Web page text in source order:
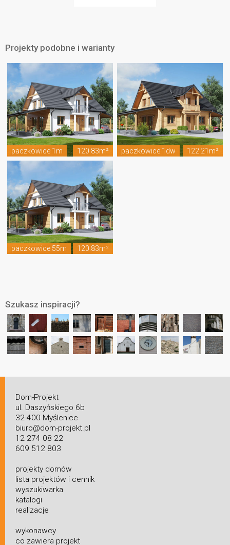
Projekty podobne i warianty
paczkowice 1m 120.83m² paczkowice 1dw 122.21m²
paczkowice 55m 120.83m²
Szukasz inspiracji?
Dom-Projekt
ul. Daszyńskiego 6b
32-400 Myślenice
biuro@dom-projekt.pl
12 274 08 22
609 512 803
projekty domów
lista projektów i cennik
wyszukiwarka
katalogi
realizacje
wykonawcy
co zawiera projekt